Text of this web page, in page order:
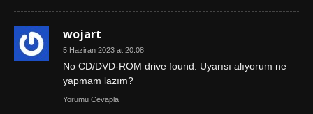
wojart
5 Haziran 2023 at 20:08
No CD/DVD-ROM drive found. Uyarısı alıyorum ne
yapmam lazım?
Yorumu Cevapla